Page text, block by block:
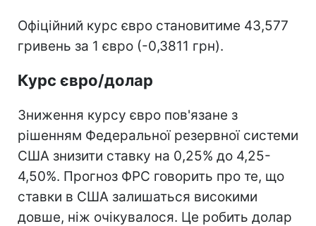
Офіційний курс євро становитиме 43,577
гривень за 1 євро (-0,3811 грн).
Курс євро/долар
Зниження курсу євро пов'язане з
рішенням Федеральної резервної системи
США знизити ставку на 0,25% до 4,25-
4,50%. Прогноз ФРС говорить про те, що
ставки в США залишаться високими
довше, ніж очікувалося. Це робить долар